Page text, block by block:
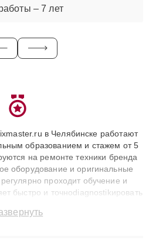
– 7 лет
в Челябинске работают
образованием и стажем от 5
на ремонте техники бренда
оборудование и оригинальные
проходит обучение и
быстро и точноdiagnostikировать
сложные случаи: от замены